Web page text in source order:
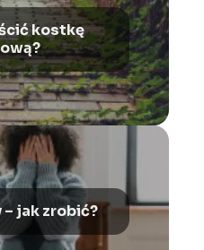
kostkę
– jak zrobić?